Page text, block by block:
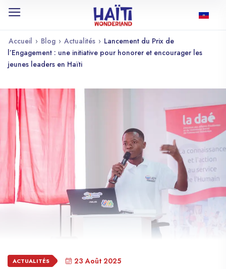
Accueil › Blog › Actualités › Lancement du Prix de
l’Engagement : une initiative pour honorer et encourager les
jeunes leaders en Haïti
ACTUALITÉS 23 Août 2025